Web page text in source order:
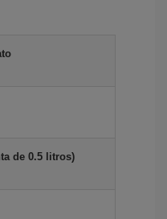
de 0.5 litros)